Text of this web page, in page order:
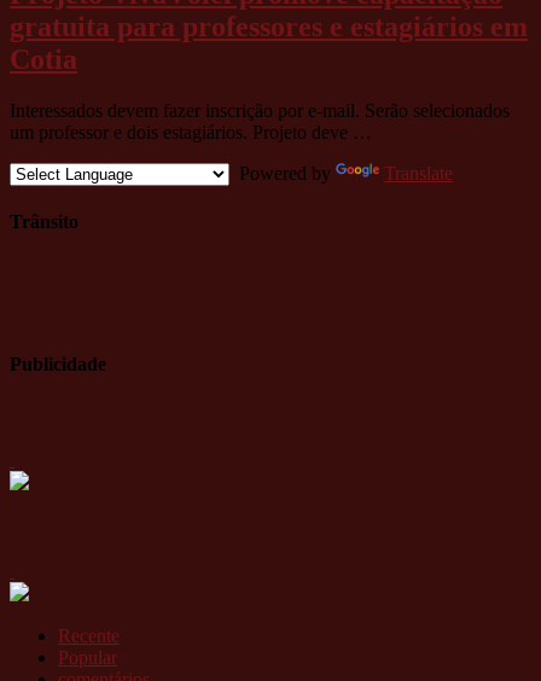
gratuita para professores e estagiários em
Cotia
Interessados devem fazer inscrição por e-mail. Serão selecionados
um professor e dois estagiários. Projeto deve …
Powered by
Translate
Trânsito
Publicidade
Recente
Popular